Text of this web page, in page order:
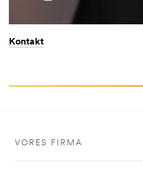
Kontakt
VORES FIRMA